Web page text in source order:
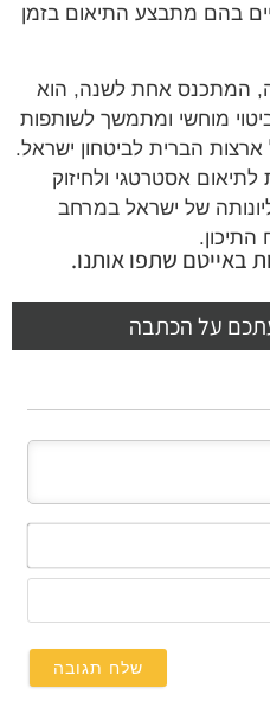
בהם מתבצע התיאום בזמן
המתכנס אחת לשנה, הוא
מוחשי ומתמשך לשותפות
הברית לביטחון ישראל.
אסטרטגי ולחיזוק
של ישראל במרחב
באייטם שתפו אותנו.
על הכתבה